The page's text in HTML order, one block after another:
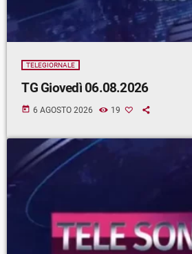
TELEGIORNALE
TG Giovedì 06.08.2026
today 6 AGOSTO 2026 19